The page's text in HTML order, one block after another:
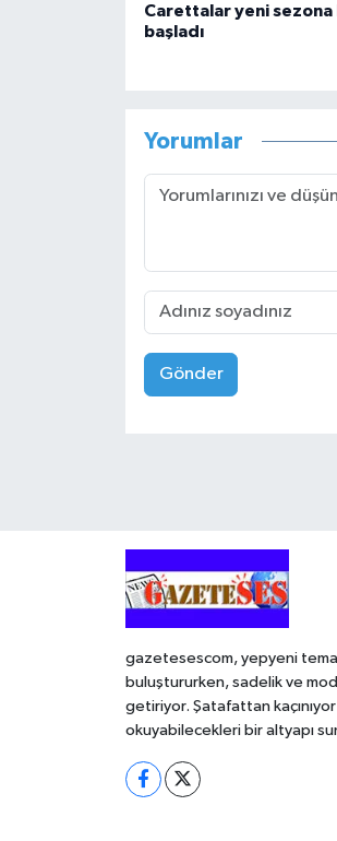
Carettalar yeni sezona
başladı
Yorumlar
Gönder
gazetesescom, yepyeni
buluştururken, sadelik ve
getiriyor. Şatafattan
okuyabilecekleri bir altyapı